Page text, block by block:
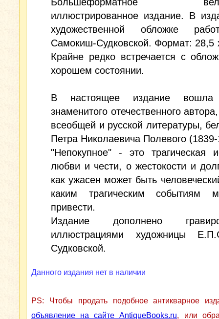
иллюстрированное издание. В
художественной обложке
Самокиш-Судковской. Формат: 28,5
Крайне редко встречается с
хорошем состоянии.
В настоящее издание вошла
знаменитого отечественного
всеобщей и русской литературы,
Петра Николаевича Полевого
"Непокупное" - это трагическая
любви и чести, о жестокости и
как ужасен может быть
каким трагическим событиям
привести.
Издание дополнено
иллюстрациями художницы
Судковской.
Данного издания нет в наличии
PS: Чтобы продать подобное антикварное
объявление на сайте AntiqueBooks.ru, или